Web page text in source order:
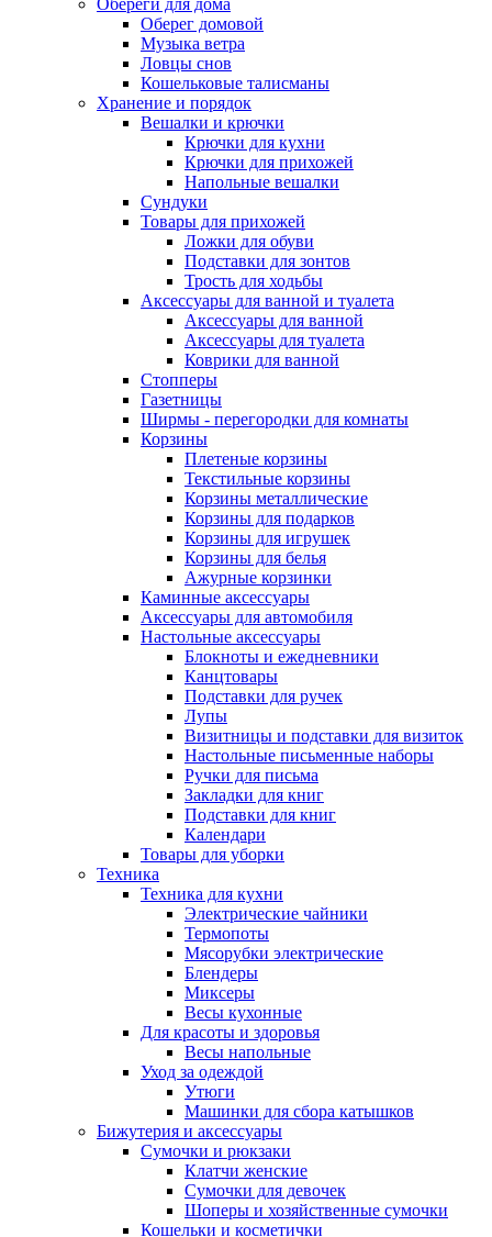
Обереги для дома
Оберег домовой
Музыка ветра
Ловцы снов
Кошельковые талисманы
Хранение и порядок
Вешалки и крючки
Крючки для кухни
Крючки для прихожей
Напольные вешалки
Сундуки
Товары для прихожей
Ложки для обуви
Подставки для зонтов
Трость для ходьбы
Аксессуары для ванной и туалета
Аксессуары для ванной
Аксессуары для туалета
Коврики для ванной
Стопперы
Газетницы
Ширмы - перегородки для комнаты
Корзины
Плетеные корзины
Текстильные корзины
Корзины металлические
Корзины для подарков
Корзины для игрушек
Корзины для белья
Ажурные корзинки
Каминные аксессуары
Аксессуары для автомобиля
Настольные аксессуары
Блокноты и ежедневники
Канцтовары
Подставки для ручек
Лупы
Визитницы и подставки для визиток
Настольные письменные наборы
Ручки для письма
Закладки для книг
Подставки для книг
Календари
Товары для уборки
Техника
Техника для кухни
Электрические чайники
Термопоты
Мясорубки электрические
Блендеры
Миксеры
Весы кухонные
Для красоты и здоровья
Весы напольные
Уход за одеждой
Утюги
Машинки для сбора катышков
Бижутерия и аксессуары
Сумочки и рюкзаки
Клатчи женские
Сумочки для девочек
Шоперы и хозяйственные сумочки
Кошельки и косметички